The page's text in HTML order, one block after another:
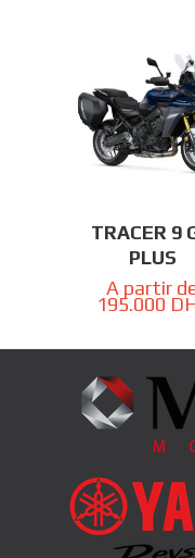
TRACER 9
PLUS
A partir
195.000